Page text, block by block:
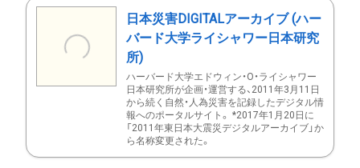
日本災害DIGITALアーカイブ (ハー
バード大学ライシャワー日本研究
所)
ハーバード大学エドウィン・O・ライシャワー
日本研究所が企画・運営する、2011年3月11日
から続く自然・人為災害を記録したデジタル情
報へのポータルサイト。 *2017年1月20日に
「2011年東日本大震災デジタルアーカイブ」か
ら名称変更された。